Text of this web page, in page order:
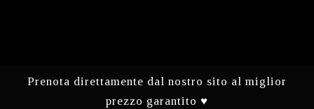
Prenota direttamente dal nostro sito al miglior
prezzo garantito ♥